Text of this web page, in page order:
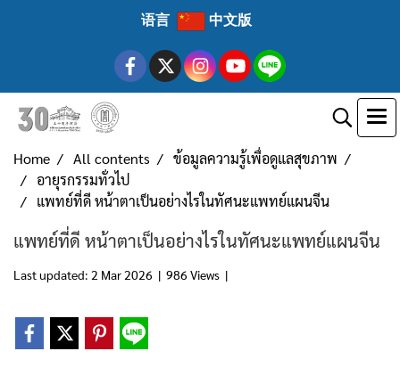
语言 中文版
Home All contents
ข้อมูลความรู้เพื่อดูแลสุขภาพ
อายุรกรรมทั่วไป
แพทย์ที่ดี หน้าตาเป็นอย่างไรในทัศนะแพทย์แผนจีน
แพทย์ที่ดี หน้าตาเป็นอย่างไรในทัศนะแพทย์แผนจีน
Last updated: 2 Mar 2026 | 986 Views |